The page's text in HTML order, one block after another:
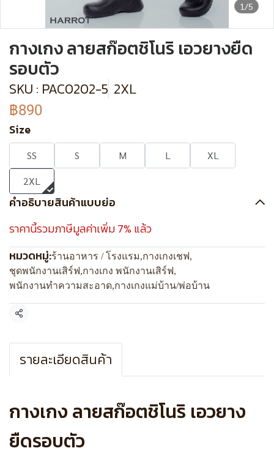
1/5
กางเกง ลายสก๊อตชิโนริ เอวยางยืด
รอบตัว
SKU : PAC0202-5 2XL
฿890
Size
SS S M L
XL
2XL
คำอธิบายสินค้าแบบย่อ
ราคานี้รวมภาษีมูลค่าเพิ่ม 7% แล้ว
หมวดหมู่:ร้านอาหาร / โรงแรม,กางเกงเชฟ,
ชุดพนักงานเสิร์ฟ,กางเกง พนักงานเสิร์ฟ,
พนักงานทำความสะอาด,กางเกงแม่บ้าน/พ่อบ้าน
แชร์
รายละเอียดสินค้า
กางเกง ลายสก๊อตชิโนริ เอวยาง
ยืดรอบตัว